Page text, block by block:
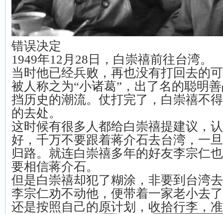
错误决定
1949年12月28日，白崇禧前往台湾。
当时他已经兵败，再也没有打回去的
被人称之为“小诸葛”，出了名的聪明
挡历史的潮流。仗打完了，白崇禧不
的去处。
这时候有很多人都给白崇禧提建议，
好，千万不要跟着蒋介石去台湾，一
归路。就连白崇禧多年的好友李宗仁
要相信蒋介石。
但是白崇禧却犯了糊涂，非要到台湾
李宗仁劝不动他，便带着一家老小去
还是按照自己的原计划，收拾行李，